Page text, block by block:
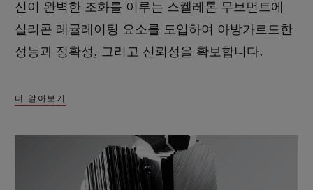
신이 완벽한 조화를 이루는 스켈레톤 무브먼트에
실리콘 레귤레이팅 요소를 도입하여 아방가르드한
성능과 정확성, 그리고 신뢰성을 확보합니다.
더 알아보기